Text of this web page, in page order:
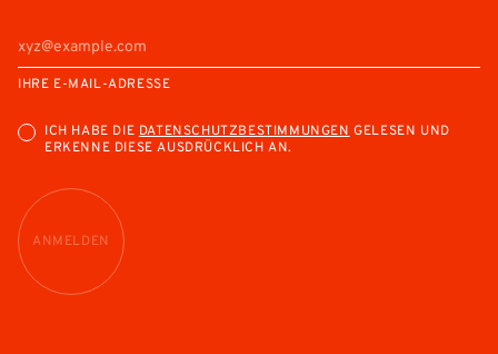
IHRE E-MAIL-ADRESSE
ICH HABE DIEDATENSCHUTZBESTIMMUNGENGELESEN UND
ERKENNE DIESE AUSDRÜCKLICH AN.
ANMELDEN